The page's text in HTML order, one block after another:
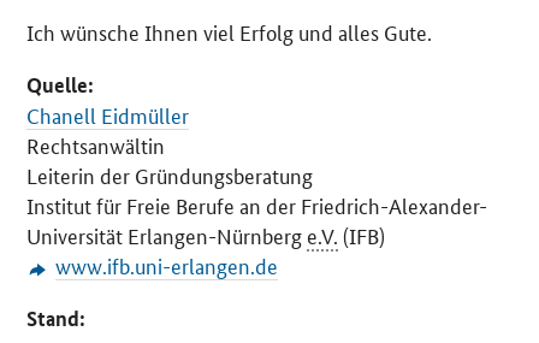
Ich wünsche Ihnen viel Erfolg und alles Gute.
Quelle:
Chanell Eidmüller
Rechtsanwältin
Leiterin der Gründungsberatung
Institut für Freie Berufe an der Friedrich-Alexander-
Universität Erlangen-Nürnberg e.V. (IFB)
www.ifb.uni-erlangen.de
Stand: